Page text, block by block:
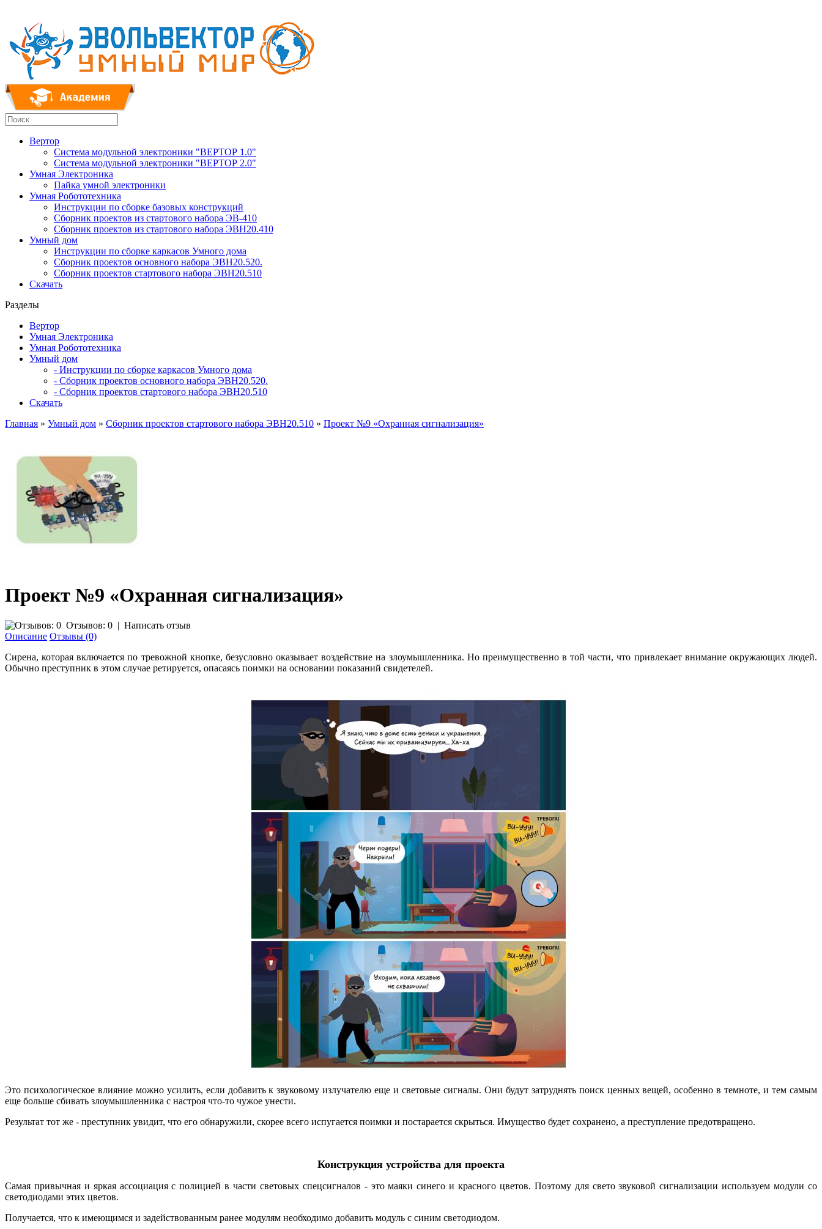
Вертор
Система модульной электроники "ВЕРТОР 1.0"
Система модульной электроники "ВЕРТОР 2.0"
Умная Электроника
Пайка умной электроники
Умная Робототехника
Инструкции по сборке базовых конструкций
Сборник проектов из стартового набора ЭВ-410
Сборник проектов из стартового набора ЭВН20.410
Умный дом
Инструкции по сборке каркасов Умного дома
Сборник проектов основного набора ЭВН20.520.
Сборник проектов стартового набора ЭВН20.510
Скачать
Разделы
Вертор
Умная Электроника
Умная Робототехника
Умный дом
- Инструкции по сборке каркасов Умного дома
- Сборник проектов основного набора ЭВН20.520.
- Сборник проектов стартового набора ЭВН20.510
Скачать
Главная » Умный дом » Сборник проектов стартового набора ЭВН20.510 » Проект №9 «Охранная сигнализация»
Проект №9 «Охранная сигнализация»
Отзывов: 0 | Написать отзыв
Описание Отзывы (0)
Сирена, которая включается по тревожной кнопке, безусловно оказывает воздействие на злоумышленника. Но преимущественно в той части, что привлекает внимание окружающих людей.
Обычно преступник в этом случае ретируется, опасаясь поимки на основании показаний свидетелей.
Это психологическое влияние можно усилить, если добавить к звуковому излучателю еще и световые сигналы. Они будут затруднять поиск ценных вещей, особенно в темноте, и тем самым
еще больше сбивать злоумышленника с настроя что-то чужое унести.
Результат тот же - преступник увидит, что его обнаружили, скорее всего испугается поимки и постарается скрыться. Имущество будет сохранено, а преступление предотвращено.
Конструкция устройства для проекта
Самая привычная и яркая ассоциация с полицией в части световых спецсигналов - это маяки синего и красного цветов. Поэтому для свето звуковой сигнализации используем модули со
светодиодами этих цветов.
Получается, что к имеющимся и задействованным ранее модулям необходимо добавить модуль с синим светодиодом.